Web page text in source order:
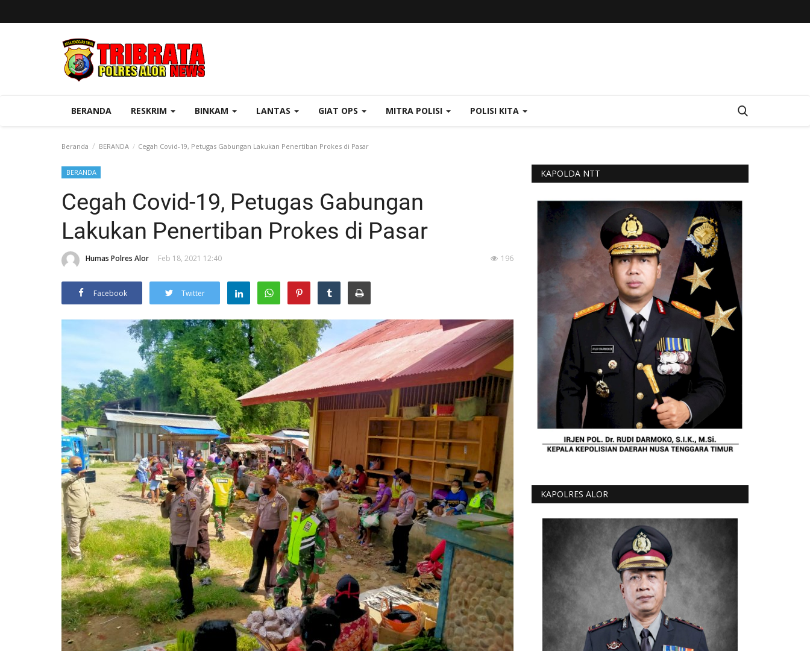
BERANDA RESKRIM BINKAM LANTAS GIAT OPS MITRA POLISI POLISI KITA
Beranda BERANDA Cegah Covid-19, Petugas Gabungan Lakukan Penertiban Prokes di Pasar
BERANDA
Cegah Covid-19, Petugas Gabungan
Lakukan Penertiban Prokes di Pasar
Humas Polres Alor Feb 18, 2021 12:40 196
Facebook Twitter
KAPOLDA NTT
KAPOLRES ALOR